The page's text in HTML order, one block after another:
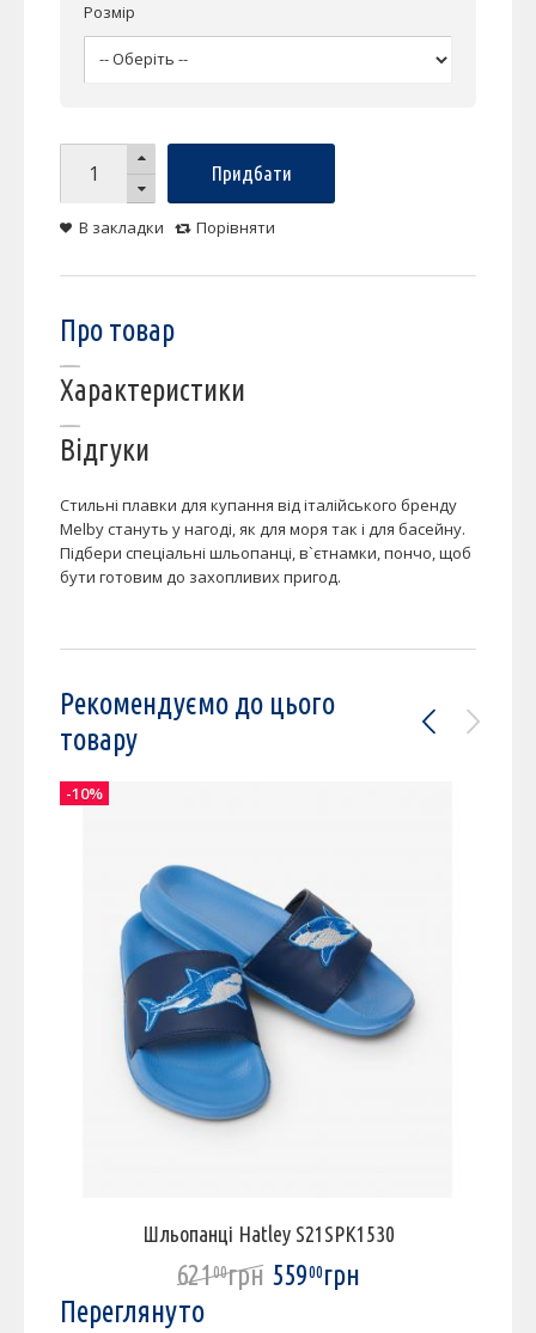
Розмір
Придбати
В закладки Порівняти
Про товар
Характеристики
Відгуки
Стильні плавки для купання від італійського бренду
Melby стануть у нагоді, як для моря так і для басейну.
Підбери спеціальні шльопанці, в`єтнамки, пончо, щоб
бути готовим до захопливих пригод.
Рекомендуємо до цього
товару
Шльопанці Hatley S21SPK1530
62100грн 55900грн
-10%
Переглянуто